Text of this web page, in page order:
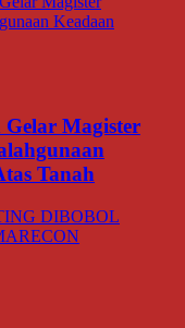
Gelar Magister
Tanah